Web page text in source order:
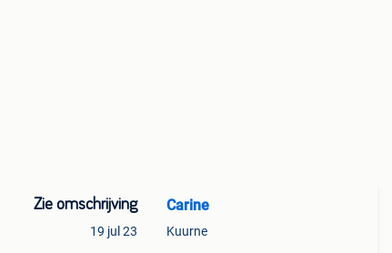
Zie omschrijving
19 jul 23
Carine
Kuurne